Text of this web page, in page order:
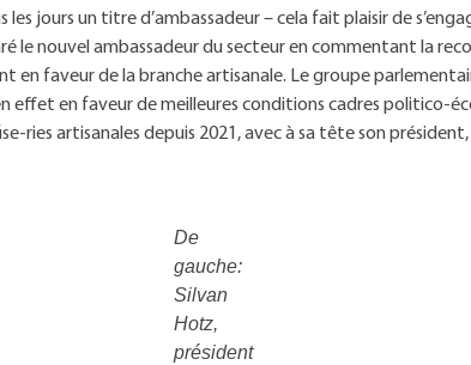
les jours un titre d’ambassadeur – cela fait plaisir de
le nouvel ambassadeur du secteur en commentant la
en faveur de la branche artisanale. Le groupe
effet en faveur de meilleures conditions cadres politico-
ries artisanales depuis 2021, avec à sa tête son
De
gauche:
Silvan
Hotz,
président